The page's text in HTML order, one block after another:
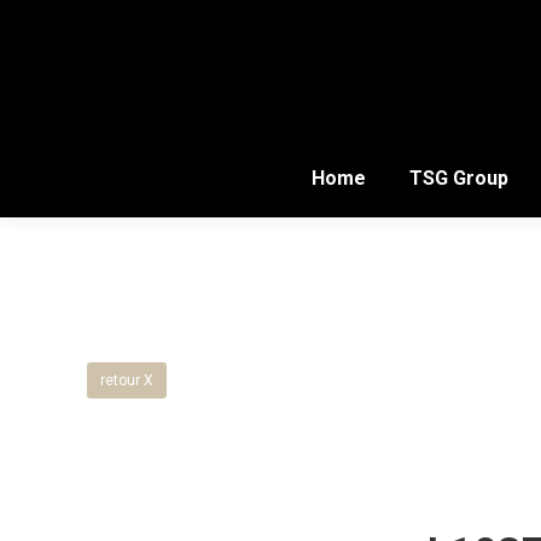
Home TSG Group
retour X